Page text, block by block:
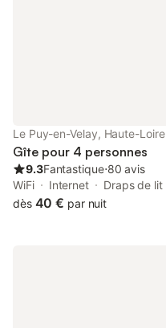
Le Puy-en-Velay, Haute-Loire
Gîte pour 4 personnes
9.3Fantastique⋅80 avis
WiFi
Internet
Draps de lit
dès 40 € par nuit